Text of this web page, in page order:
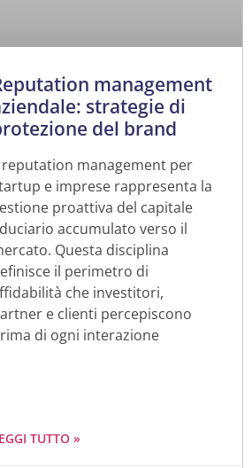
management
strategie di
del brand
reputation management per
e imprese rappresenta la
proattiva del capitale
accumulato verso il
Questa disciplina
il perimetro di
che investitori,
e clienti percepiscono
di ogni interazione
TUTTO »